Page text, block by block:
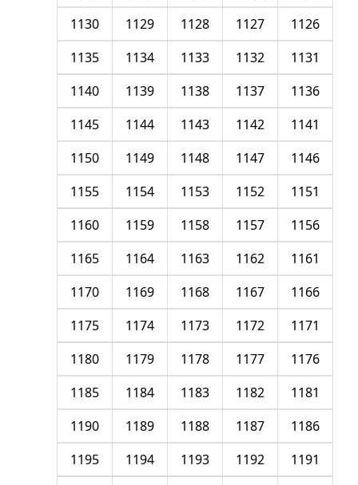
1126
1127
1128
1129
1130
1131
1132
1133
1134
1135
1136
1137
1138
1139
1140
1141
1142
1143
1144
1145
1146
1147
1148
1149
1150
1151
1152
1153
1154
1155
1156
1157
1158
1159
1160
1161
1162
1163
1164
1165
1166
1167
1168
1169
1170
1171
1172
1173
1174
1175
1176
1177
1178
1179
1180
1181
1182
1183
1184
1185
1186
1187
1188
1189
1190
1191
1192
1193
1194
1195